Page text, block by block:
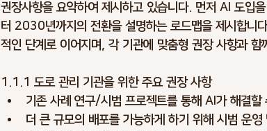
권장사항을 요약하여 제시하고 있습니다. 먼저 AI 도
터 2030년까지의 전환을 설명하는 로드맵을 제시합니
적인 단계로 이어지며, 각 기관에 맞춤형 권장 사항과 함
1.1.1 도로 관리 기관을 위한 주요 권장 사항
기존 사례 연구/시범 프로젝트를 통해 AI가 해결할
더 큰 규모의 배포를 가능하게 하기 위해 시범 운영